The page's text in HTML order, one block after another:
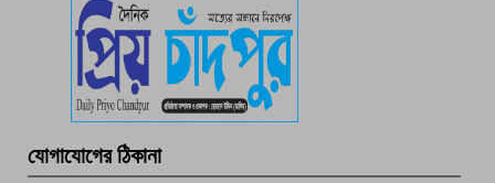
পচা দুর্গন্ধে ৯৯৯-এ ফোন, ফরিদগঞ্জে
তরুণের অর্ধগলিত লাশ উদ্ধার
বেঁচে নেই, বিভিন্ন সংগঠনের শোক
যোগাযোগের ঠিকানা